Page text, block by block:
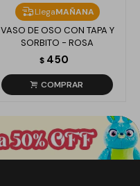
LlegaMAÑANA
VASO DE OSO CON TAPA Y
SORBITO - ROSA
$ 450